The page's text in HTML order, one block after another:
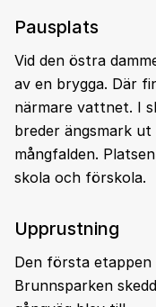
Pausplats
Vid den östra
av en brygga. Där
närmare vattnet. I
breder ängsmark
mångfalden.
skola och förskola.
Upprustning
Den första
Brunnsparken